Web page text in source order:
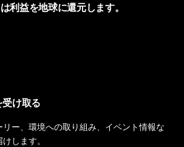
利益を地球に還元します。
け取る
ー、環境への取り組み、イベント情報な
します。